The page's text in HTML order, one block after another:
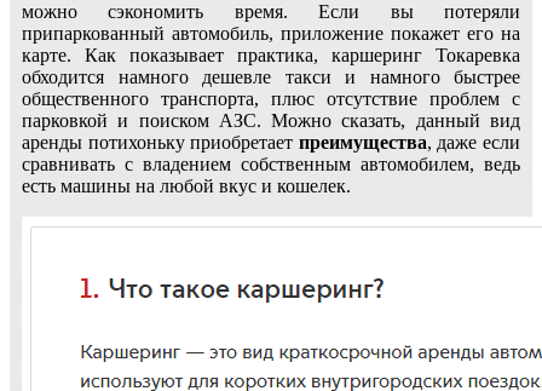
можно сэкономить время. Если вы потеряли
припаркованный автомобиль, приложение покажет его на
карте. Как показывает практика, каршеринг Токаревка
обходится намного дешевле такси и намного быстрее
общественного транспорта, плюс отсутствие проблем с
парковкой и поиском АЗС. Можно сказать, данный вид
аренды потихоньку приобретает преимущества, даже если
сравнивать с владением собственным автомобилем, ведь
есть машины на любой вкус и кошелек.